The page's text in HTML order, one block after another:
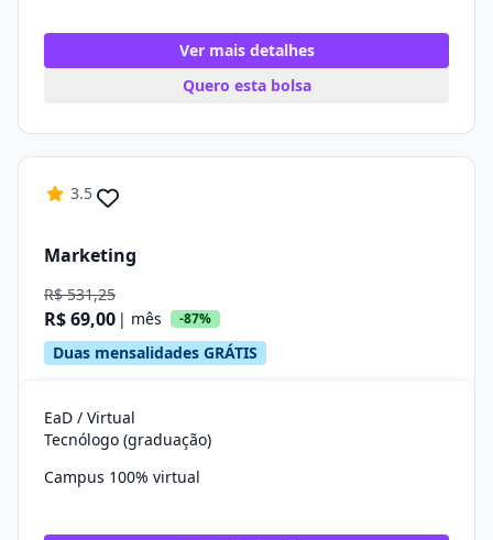
Ver mais detalhes
Quero esta bolsa
3.5
Marketing
R$ 531,25
R$ 69,00 | mês -87%
Duas mensalidades GRÁTIS
EaD / Virtual
Tecnólogo (graduação)
Campus 100% virtual